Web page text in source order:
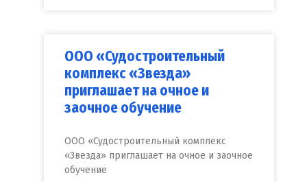
ООО «Судостроительный
комплекс «Звезда»
приглашает на очное и
заочное обучение
ООО «Судостроительный комплекс
«Звезда» приглашает на очное и заочное
обучение